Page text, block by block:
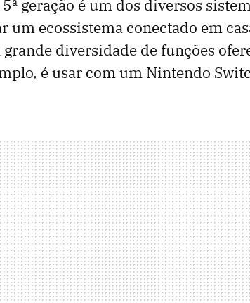
5ª geração é um dos diversos
um ecossistema conectado em
grande diversidade de funções
é usar com um Nintendo